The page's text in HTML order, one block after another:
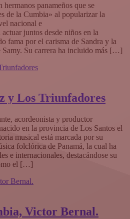
panameños que se
de la Cumbia» al popularizar la
nacional e
juntos desde niños en la
fama por el carisma de Sandra y la
Samy. Su carrera ha incluido más […]
y Los Triunfadores
acordeonista y productor
en la provincia de Los Santos el
musical está marcada por su
folclórica de Panamá, la cual ha
e internacionales, destacándose su
el […]
Victor Bernal.